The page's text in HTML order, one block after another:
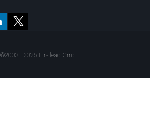
©2003 - 2026 Firstlead GmbH